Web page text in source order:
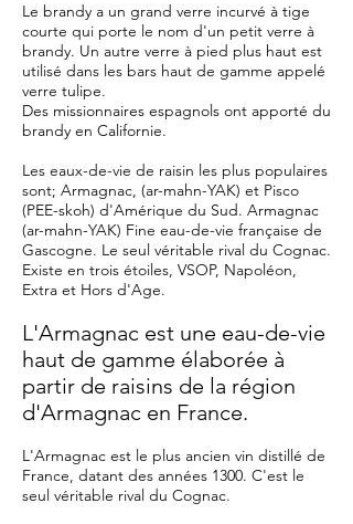
Le brandy a un grand verre incurvé à tige
courte qui porte le nom d'un petit verre à
brandy. Un autre verre à pied plus haut est
utilisé dans les bars haut de gamme appelé
verre tulipe.
Des missionnaires espagnols ont apporté du
brandy en Californie.
Les eaux-de-vie de raisin les plus populaires
sont; Armagnac, (ar-mahn-YAK) et Pisco
(PEE-skoh) d'Amérique du Sud. Armagnac
(ar-mahn-YAK) Fine eau-de-vie française de
Gascogne. Le seul véritable rival du Cognac.
Existe en trois étoiles, VSOP, Napoléon,
Extra et Hors d'Age.
L'Armagnac est une eau-de-vie
haut de gamme élaborée à
partir de raisins de la région
d'Armagnac en France.
L'Armagnac est le plus ancien vin distillé de
France, datant des années 1300. C'est le
seul véritable rival du Cognac.